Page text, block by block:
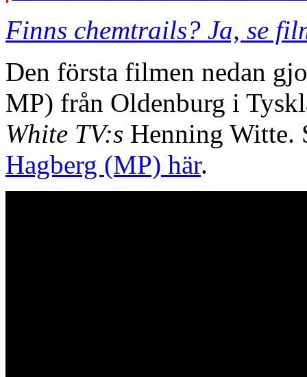
Finns chemtrails? Ja, se
Den första filmen nedan
MP) från Oldenburg i
White TV:s Henning Witte.
Hagberg (MP) här.